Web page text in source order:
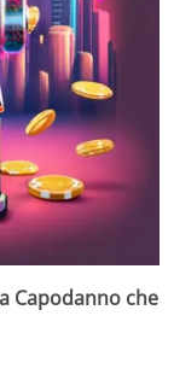
Capodanno che